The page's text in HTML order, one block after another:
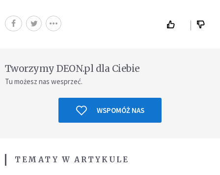
Tworzymy DEON.pl dla Ciebie
Tu możesz nas wesprzeć.
WSPOMÓŻ NAS
TEMATY W ARTYKULE